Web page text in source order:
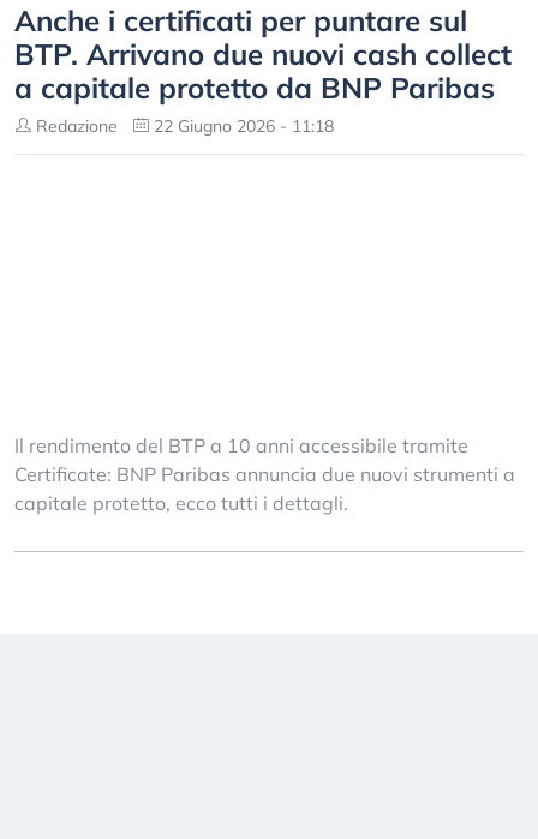
Anche i certificati per puntare sul
BTP. Arrivano due nuovi cash collect
a capitale protetto da BNP Paribas
Redazione 22 Giugno 2026 - 11:18
Il rendimento del BTP a 10 anni accessibile tramite
Certificate: BNP Paribas annuncia due nuovi strumenti a
capitale protetto, ecco tutti i dettagli.